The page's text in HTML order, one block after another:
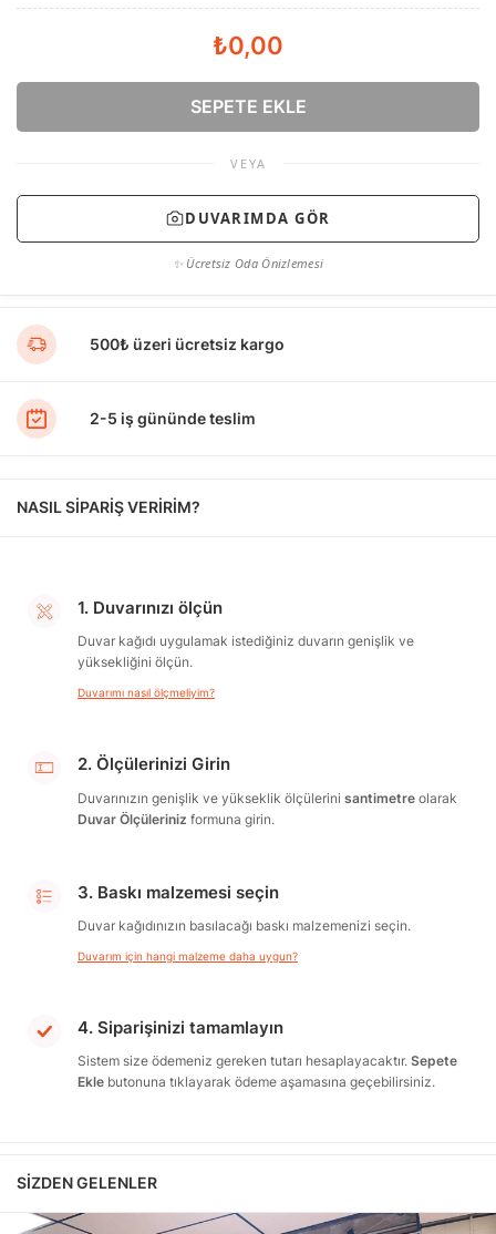
₺0,00
SEPETE EKLE
VEYA
DUVARIMDA GÖR
✨ Ücretsiz Oda Önizlemesi
500₺ üzeri ücretsiz kargo
2-5 iş gününde teslim
NASIL SİPARİŞ VERİRİM?
1. Duvarınızı ölçün
Duvar kağıdı uygulamak istediğiniz duvarın genişlik ve
yüksekliğini ölçün.
Duvarımı nasıl ölçmeliyim?
2. Ölçülerinizi Girin
Duvarınızın genişlik ve yükseklik ölçülerini santimetre olarak
Duvar Ölçüleriniz formuna girin.
3. Baskı malzemesi seçin
Duvar kağıdınızın basılacağı baskı malzemenizi seçin.
Duvarım için hangi malzeme daha uygun?
4. Siparişinizi tamamlayın
Sistem size ödemeniz gereken tutarı hesaplayacaktır. Sepete
Ekle butonuna tıklayarak ödeme aşamasına geçebilirsiniz.
SIZDEN GELENLER